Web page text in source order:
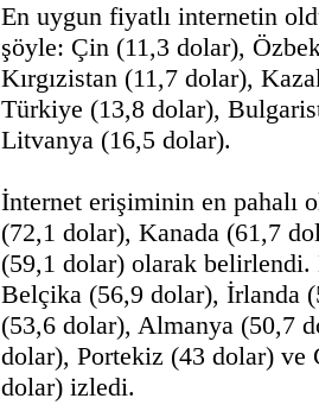
En uygun fiyatlı internetin
şöyle: Çin (11,3 dolar),
Kırgızistan (11,7 dolar),
Türkiye (13,8 dolar),
Litvanya (16,5 dolar).
İnternet erişiminin en pahalı
(72,1 dolar), Kanada (61,7
(59,1 dolar) olarak belirlendi.
Belçika (56,9 dolar), İrlanda
(53,6 dolar), Almanya (50,7
dolar), Portekiz (43 dolar) ve
dolar) izledi.